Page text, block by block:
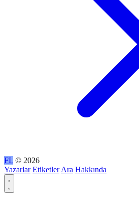
FL © 2026
Yazarlar Etiketler Ara Hakkında